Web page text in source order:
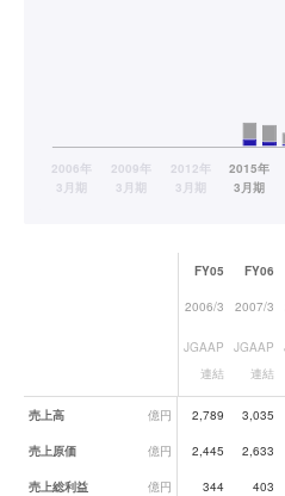
業績データ一覧
FY05 FY06
2006/3 2007/3
JGAAP
連結
JGAAP
連結
売上高 億円 2,789 3,035
売上原価 億円 2,445 2,633
売上総利益 億円 344 403